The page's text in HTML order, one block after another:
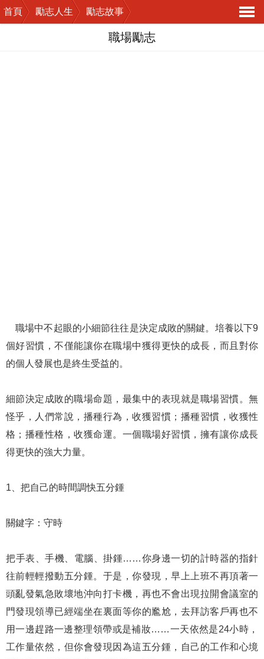
首頁 勵志人生
勵志故事
導
職場勵志
職場中不起眼的小細節往往是決定成敗的關鍵。培養以下9
個好習慣，不僅能讓你在職場中獲得更快的成長，而且對你
的個人發展也是終生受益的。
細節決定成敗的職場命題，最集中的表現就是職場習慣。無
怪乎，人們常說，播種行為，收獲習慣；播種習慣，收獲性
格；播種性格，收獲命運。一個職場好習慣，擁有讓你成長
得更快的強大力量。
1、把自己的時間調快五分鍾
關鍵字：守時
把手表、手機、電腦、掛鍾……你身邊一切的計時器的指針
往前輕輕撥動五分鍾。于是，你發現，早上上班不再頂著一
頭亂發氣急敗壞地沖向打卡機，再也不會出現拉開會議室的
門發現領導已經端坐在裏面等你的尷尬，去拜訪客戶再也不
用一邊趕路一邊整理領帶或是補妝……一天依然是24小時，
工作量依然，但你會發現因為這五分鍾，自己的工作和心境